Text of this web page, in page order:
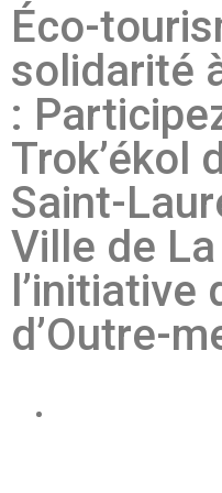
Éco-
solidarité
:
Trok’ékol
Saint-
Ville de
l’initiative
d’Outre-